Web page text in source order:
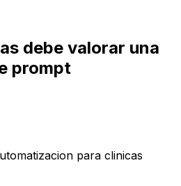
debe valorar una
prompt
para clinicas